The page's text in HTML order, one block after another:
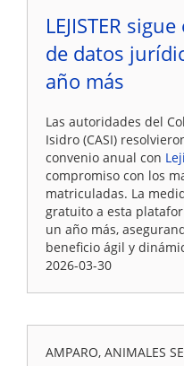
LEJISTER
de datos
año más
Las autoridades del
Isidro (CASI)
convenio anual con
compromiso con los
matriculadas. La
gratuito a esta
un año más,
beneficio ágil y
2026-03-30
AMPARO, ANIMALES